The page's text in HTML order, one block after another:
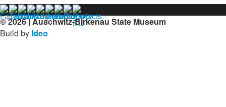
© 2026 | Auschwitz-Birkenau State Museum
Build by Ideo